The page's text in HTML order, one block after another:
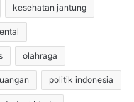
kesehatan jantung
olahraga
politik indonesia